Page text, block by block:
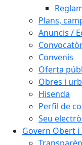
Plans,
Anuncis /
Convenis
Oferta
Obres i
Hisenda
Perfil de
Seu
Govern Obert i